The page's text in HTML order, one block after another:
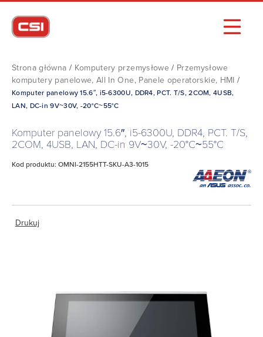
Strona główna / Komputery przemysłowe / Przemysłowe
komputery panelowe, All In One, Panele operatorskie, HMI /
Komputer panelowy 15.6″, i5-6300U, DDR4, PCT. T/S, 2COM, 4USB,
LAN, DC-in 9V~30V, -20°C~55°C
Komputer panelowy 15.6″, i5-6300U, DDR4, PCT. T/S,
2COM, 4USB, LAN, DC-in 9V~30V, -20°C~55°C
Kod produktu: OMNI-2155HTT-SKU-A3-1015
Drukuj